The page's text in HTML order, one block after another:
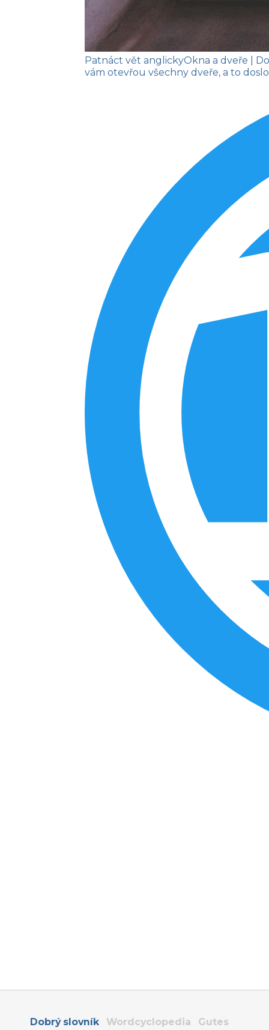
Patnáct vět anglickyOkna a dveře
|
vám otevřou všechny dveře, a to
Dobrý slovník Wordcyclopedia
Gutes